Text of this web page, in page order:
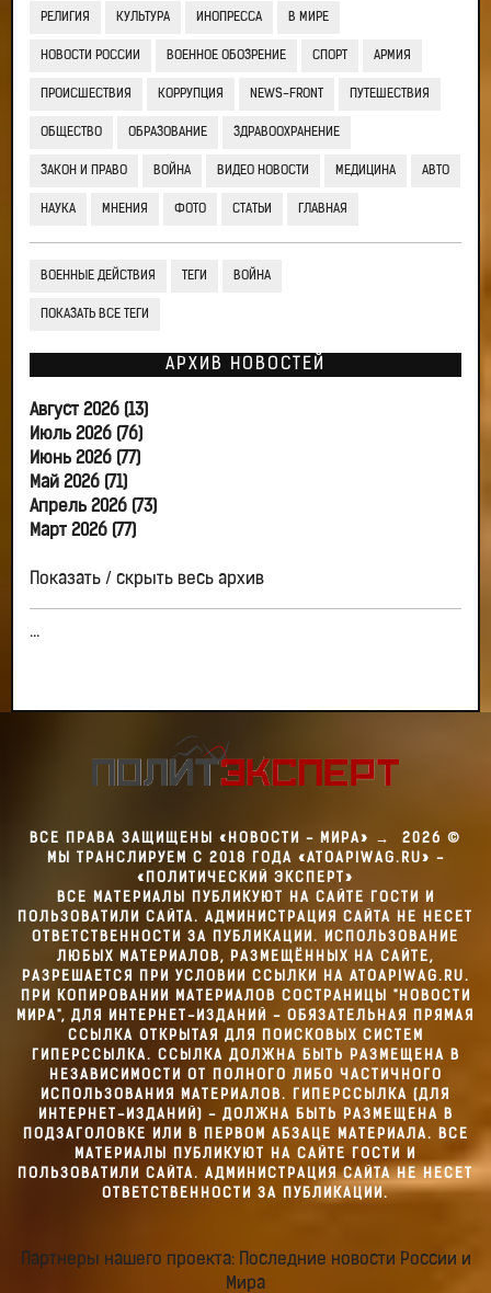
РЕЛИГИЯ КУЛЬТУРА ИНОПРЕССА В МИРЕ
НОВОСТИ РОССИИ ВОЕННОЕ ОБОЗРЕНИЕ СПОРТ АРМИЯ
ПРОИСШЕСТВИЯ КОРРУПЦИЯ NEWS-FRONT ПУТЕШЕСТВИЯ
ОБЩЕСТВО ОБРАЗОВАНИЕ ЗДРАВООХРАНЕНИЕ
ЗАКОН И ПРАВО ВОЙНА ВИДЕО НОВОСТИ МЕДИЦИНА АВТО
НАУКА МНЕНИЯ ФОТО СТАТЬИ ГЛАВНАЯ
ВОЕННЫЕ ДЕЙСТВИЯ ТЕГИ ВОЙНА
ПОКАЗАТЬ ВСЕ ТЕГИ
АРХИВ НОВОСТЕЙ
Август 2026 (13)
Июль 2026 (76)
Июнь 2026 (77)
Май 2026 (71)
Апрель 2026 (73)
Март 2026 (77)
Показать / скрыть весь архив
...
ВСЕ ПРАВА ЗАЩИЩЕНЫ «НОВОСТИ - МИРА» → 2026 ©
МЫ ТРАНСЛИРУЕМ С 2018 ГОДА «ATOAPIWAG.RU» -
«ПОЛИТИЧЕСКИЙ ЭКСПЕРТ»
ВСЕ МАТЕРИАЛЫ ПУБЛИКУЮТ НА САЙТЕ ГОСТИ И
ПОЛЬЗОВАТИЛИ САЙТА. АДМИНИСТРАЦИЯ САЙТА НЕ НЕСЕТ
ОТВЕТСТВЕННОСТИ ЗА ПУБЛИКАЦИИ. ИСПОЛЬЗОВАНИЕ
ЛЮБЫХ МАТЕРИАЛОВ, РАЗМЕЩЁННЫХ НА САЙТЕ,
РАЗРЕШАЕТСЯ ПРИ УСЛОВИИ ССЫЛКИ НА ATOAPIWAG.RU.
ПРИ КОПИРОВАНИИ МАТЕРИАЛОВ СОСТРАНИЦЫ "НОВОСТИ
МИРА", ДЛЯ ИНТЕРНЕТ-ИЗДАНИЙ - ОБЯЗАТЕЛЬНАЯ ПРЯМАЯ
ССЫЛКА ОТКРЫТАЯ ДЛЯ ПОИСКОВЫХ СИСТЕМ
ГИПЕРССЫЛКА. ССЫЛКА ДОЛЖНА БЫТЬ РАЗМЕЩЕНА В
НЕЗАВИСИМОСТИ ОТ ПОЛНОГО ЛИБО ЧАСТИЧНОГО
ИСПОЛЬЗОВАНИЯ МАТЕРИАЛОВ. ГИПЕРССЫЛКА (ДЛЯ
ИНТЕРНЕТ-ИЗДАНИЙ) - ДОЛЖНА БЫТЬ РАЗМЕЩЕНА В
ПОДЗАГОЛОВКЕ ИЛИ В ПЕРВОМ АБЗАЦЕ МАТЕРИАЛА. ВСЕ
МАТЕРИАЛЫ ПУБЛИКУЮТ НА САЙТЕ ГОСТИ И
ПОЛЬЗОВАТИЛИ САЙТА. АДМИНИСТРАЦИЯ САЙТА НЕ НЕСЕТ
ОТВЕТСТВЕННОСТИ ЗА ПУБЛИКАЦИИ.
Партнеры нашего проекта: Последние новости России и
Мира